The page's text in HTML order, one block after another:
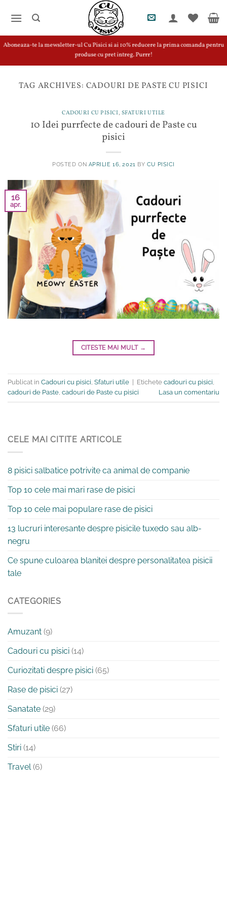
Aboneaza-te la mewsletter-ul Cu Pisici si ai 10% reducere la prima comanda pentru
produse cu pret intreg. Purrr!
TAG ARCHIVES: CADOURI DE PASTE CU PISICI
CADOURI CU PISICI, SFATURI UTILE
10 Idei purrfecte de cadouri de Paste cu
pisici
POSTED ON APRILIE 16, 2021 BY CU PISICI
16
apr.
CITESTE MAI MULT →
Publicat in Cadouri cu pisici, Sfaturi utile Etichete cadouri cu pisici,
cadouri de Paste, cadouri de Paste cu pisici Lasa un comentariu
CELE MAI CITITE ARTICOLE
8 pisici salbatice potrivite ca animal de companie
Top 10 cele mai mari rase de pisici
Top 10 cele mai populare rase de pisici
13 lucruri interesante despre pisicile tuxedo sau alb-
negru
Ce spune culoarea blanitei despre personalitatea pisicii
tale
CATEGORIES
Amuzant (9)
Cadouri cu pisici (14)
Curiozitati despre pisici (65)
Rase de pisici (27)
Sanatate (29)
Sfaturi utile (66)
Stiri (14)
Travel(6)